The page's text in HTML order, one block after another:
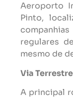
Aeroporto
Pinto,
regulares
mesmo de
Via
A principal